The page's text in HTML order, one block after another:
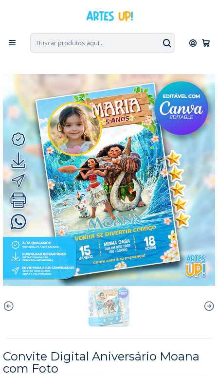
Escolha seu idioma. Change the language. Cambia el
Início Convites Digitais Aniversário Convites com Foto
Convite Digital Aniversário Moana com Foto
Convite Digital Aniversário Moana
com Foto